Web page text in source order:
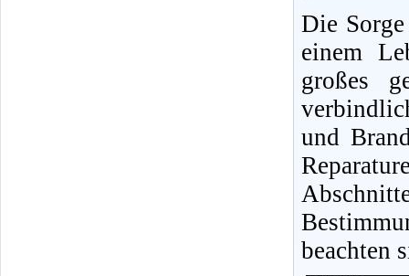
Die
einem
großes
und
beachten